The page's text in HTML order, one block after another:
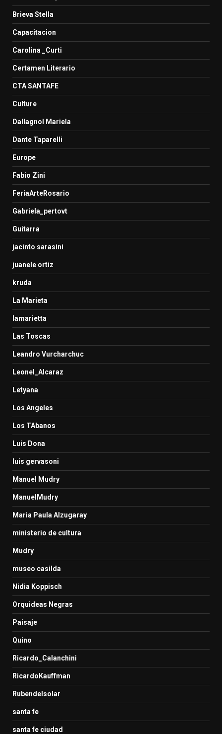
Brieva Stella
Capacitacion
Carolina _Curti
Certamen Literario
CTA SANTAFE
Culture
Dallagnol Mariela
Dante Taparelli
Europe
Fabio Zini
FeriaArteRosario
Gabriela_pertovt
Guitarra
jacinto sarasini
juanele ortiz
kruda
La Marieta
lamarietta
Las Toscas
Leandro Vurcharchuc
Leonel_Alcaraz
Letyana
Los Angeles
Los TAbanos
Luis Dona
luis gervasoni
Manuel Mudry
ManuelMudry
Maria Paula Alzugaray
ministerio de cultura
Mudry
museo casilda
Nidia Koppisch
Orquideas Negras
Paisaje
Quino
Ricardo_Calanchini
RicardoKauffman
Rubendelsolar
santa fe
santa fe ciudad